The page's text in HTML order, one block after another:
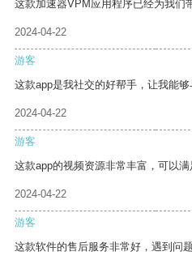
这款加速器VPM应用程序已经为我们
2024-04-22
游客
这款app是我社交的好帮手，让我能
2024-04-22
游客
这款app的视频资源非常丰富，可以满
2024-04-22
游客
这款软件的售后服务非常好，遇到问